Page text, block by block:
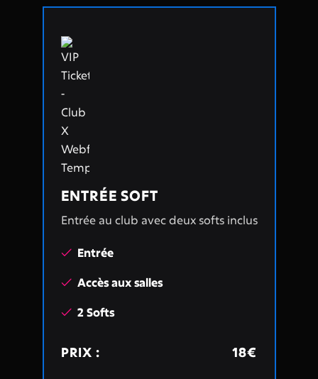
ENTRÉE SOFT
Entrée au club avec deux softs inclus
 Entrée
 Accès aux salles
 2 Softs
PRIX : 18€